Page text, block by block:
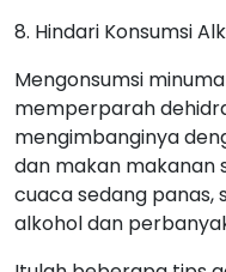
8. Hindari Konsumsi
Mengonsumsi
memperparah
mengimbanginya
dan makan makanan
cuaca sedang panas,
alkohol dan